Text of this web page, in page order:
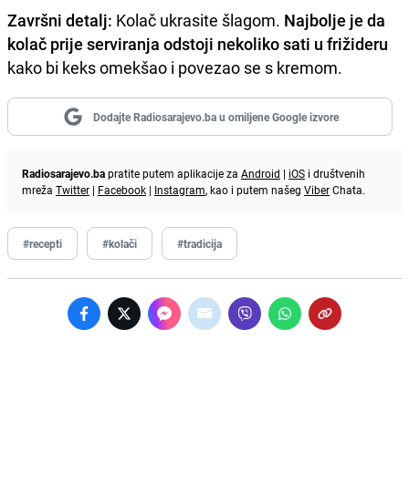
Završni detalj: Kolač ukrasite šlagom. Najbolje je da
kolač prije serviranja odstoji nekoliko sati u frižideru
kako bi keks omekšao i povezao se s kremom.
Dodajte Radiosarajevo.ba u omiljene Google izvore
Radiosarajevo.bapratite putem aplikacije za Android | iOS i društvenih
mreža Twitter | Facebook | Instagram, kao i putem našeg ViberChata.
#recepti #kolači #tradicija